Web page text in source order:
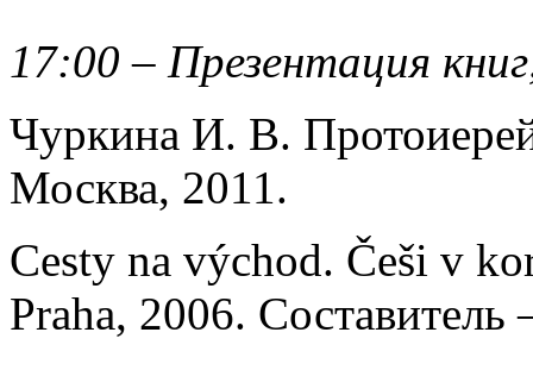
17:00 – Презентация
Чуркина И. В.
Москва, 2011.
Cesty na východ. Češi v
Praha, 2006. Составитель